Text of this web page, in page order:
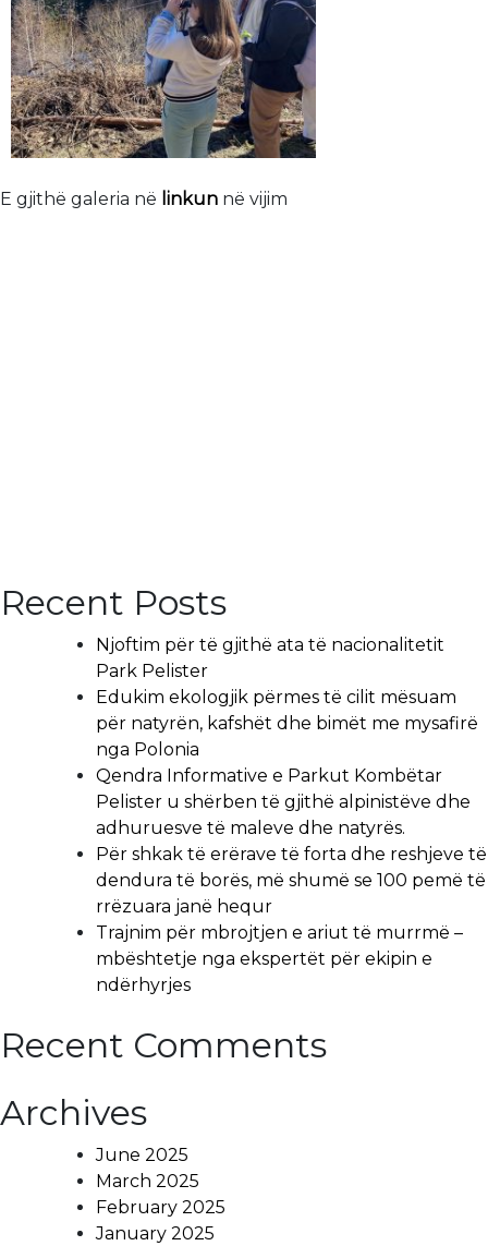
E gjithë galeria në linkun në vijim
Recent Posts
Njoftim për të gjithë ata të nacionalitetit
Park Pelister
Edukim ekologjik përmes të cilit mësuam
për natyrën, kafshët dhe bimët me mysafirë
nga Polonia
Qendra Informative e Parkut Kombëtar
Pelister u shërben të gjithë alpinistëve dhe
adhuruesve të maleve dhe natyrës.
Për shkak të erërave të forta dhe reshjeve të
dendura të borës, më shumë se 100 pemë të
rrëzuara janë hequr
Trajnim për mbrojtjen e ariut të murrmë –
mbështetje nga ekspertët për ekipin e
ndërhyrjes
Recent Comments
Archives
June 2025
March 2025
February 2025
January 2025